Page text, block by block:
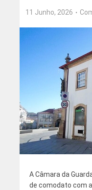
11 Junho, 2026
A Câmara da
de comodato com